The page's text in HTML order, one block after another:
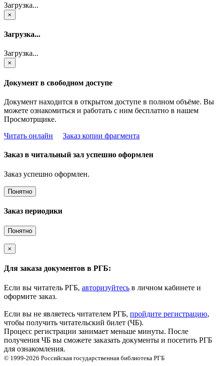
Загрузка...
×
Загрузка...
Загрузка...
×
Документ в свободном доступе
Документ находится в открытом доступе в полном объёме. Вы
можете ознакомиться и работать с ним бесплатно в нашем
Просмотрщике.
Читать онлайн
Заказ копии фрагмента
Заказ в читальный зал успешно оформлен
Заказ успешно оформлен.
Понятно
Заказ периодики
Понятно
×
Для заказа документов в РГБ:
Если вы читатель РГБ, авторизуйтесь в личном кабинете и
оформите заказ.
Если вы не являетесь читателем РГБ, пройдите регистрацию,
чтобы получить читательский билет (ЧБ).
Процесс регистрации занимает меньше минуты. После
получения ЧБ вы сможете заказать документы и посетить РГБ
для ознакомления.
© 1999-2026 Российская государственная библиотека РГБ